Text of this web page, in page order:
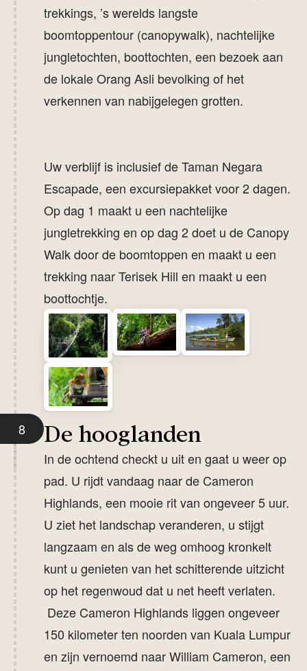
trekkings, ’s werelds langste
boomtoppentour (canopywalk), nachtelijke
jungletochten, boottochten, een bezoek aan
de lokale Orang Asli bevolking of het
verkennen van nabijgelegen grotten.
Uw verblijf is inclusief de Taman Negara
Escapade, een excursiepakket voor 2 dagen.
Op dag 1 maakt u een nachtelijke
jungletrekking en op dag 2 doet u de Canopy
Walk door de boomtoppen en maakt u een
trekking naar Terisek Hill en maakt u een
boottochtje.
8 De hooglanden
In de ochtend checkt u uit en gaat u weer op
pad. U rijdt vandaag naar de Cameron
Highlands, een mooie rit van ongeveer 5 uur.
U ziet het landschap veranderen, u stijgt
langzaam en als de weg omhoog kronkelt
kunt u genieten van het schitterende uitzicht
op het regenwoud dat u net heeft verlaten.
Deze Cameron Highlands liggen ongeveer
150 kilometer ten noorden van Kuala Lumpur
en zijn vernoemd naar William Cameron, een